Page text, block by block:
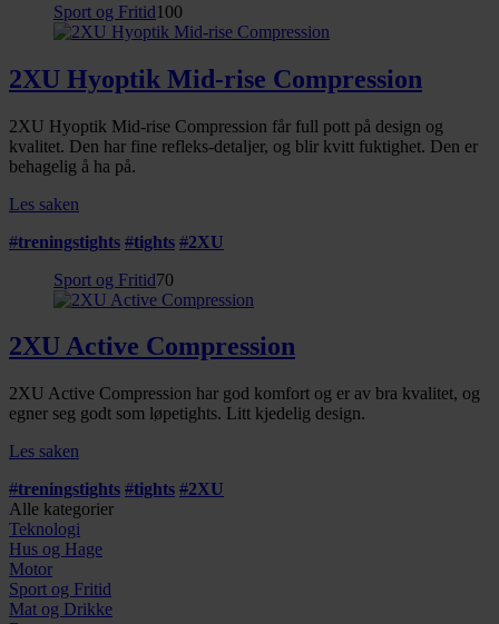
Sport og Fritid100
2XU Hyoptik Mid-rise Compression
2XU Hyoptik Mid-rise Compression får full pott på design og
kvalitet. Den har fine refleks-detaljer, og blir kvitt fuktighet. Den er
behagelig å ha på.
Les saken
#treningstights #tights #2XU
Sport og Fritid70
2XU Active Compression
2XU Active Compression har god komfort og er av bra kvalitet, og
egner seg godt som løpetights. Litt kjedelig design.
Les saken
#treningstights #tights #2XU
Alle kategorier
Teknologi
Hus og Hage
Motor
Sport og Fritid
Mat og Drikke